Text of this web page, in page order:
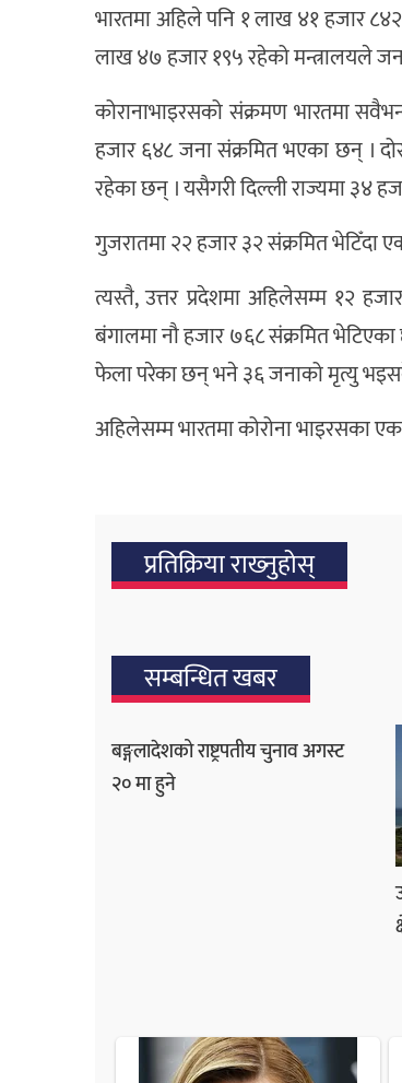
भारतमा अहिले पनि १ लाख ४१ हजार
लाख ४७ हजार १९५ रहेको मन्त्रालयले
कोरानाभाइरसको संक्रमण भारतमा
हजार ६४८ जना संक्रमित भएका छन् ।
रहेका छन् । यसैगरी दिल्ली राज्यमा ३४
गुजरातमा २२ हजार ३२ संक्रमित
त्यस्तै, उत्तर प्रदेशमा अहिलेसम्म १२
बंगालमा नौ हजार ७६८ संक्रमित
फेला परेका छन् भने ३६ जनाको मृत्यु
अहिलेसम्म भारतमा कोरोना भाइरसका
प्रतिक्रिया राख्‍नुहोस्
सम्बन्धित खबर
बङ्गलादेशको राष्ट्रपतीय चुनाव अगस्ट
२० मा हुने